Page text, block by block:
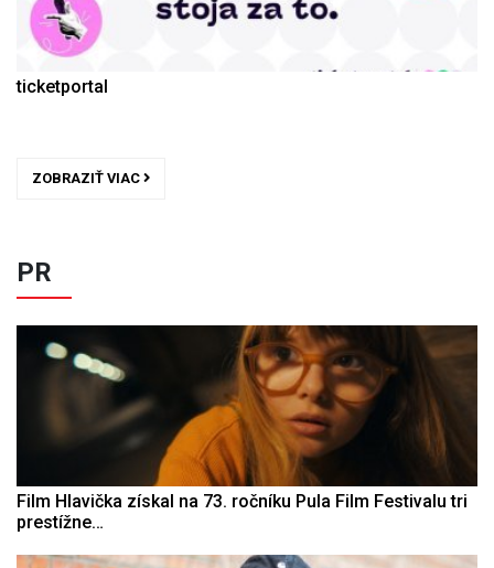
ticketportal
ZOBRAZIŤ VIAC
PR
Film Hlavička získal na 73. ročníku Pula Film Festivalu tri
prestížne…